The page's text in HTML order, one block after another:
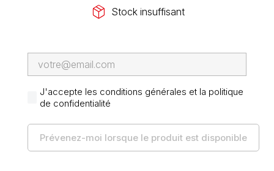
package_2 Stock insuffisant
J'accepte les conditions générales et la politique
de confidentialité
Prévenez-moi lorsque le produit est disponible